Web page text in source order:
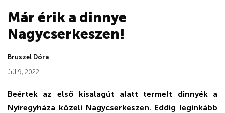
Már érik a dinnye
Nagycserkeszen!
Bruszel Dóra
Júl 9, 2022
Beértek az első kisalagút alatt termelt dinnyék a
Nyíregyháza közeli Nagycserkeszen. Eddig leginkább